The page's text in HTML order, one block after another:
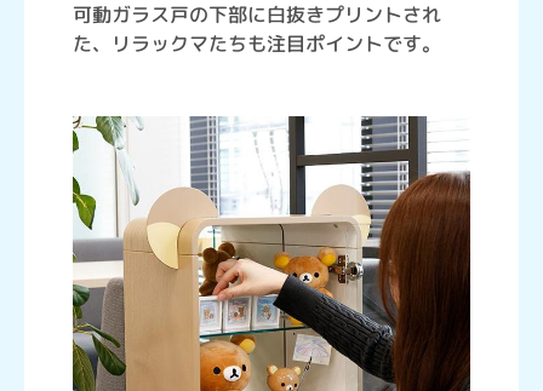
可動ガラス戸の下部に白抜きプリントされ
た、リラックマたちも注目ポイントです。